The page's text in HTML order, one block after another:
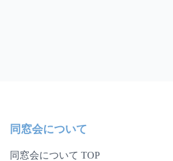
同窓会について
同窓会について TOP